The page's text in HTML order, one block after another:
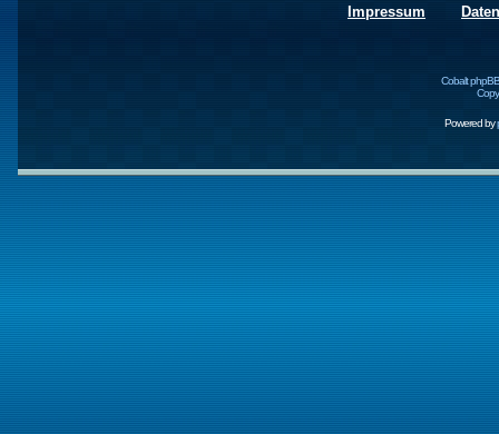
Impressum
Cobalt
Powered by